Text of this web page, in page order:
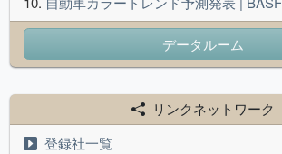
データルーム
リンクネットワーク
登録社一覧